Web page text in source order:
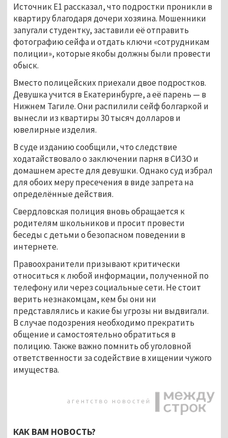
Источник E1 рассказал, что подростки проникли в
квартиру благодаря дочери хозяина. Мошенники
запугали студентку, заставили её отправить
фотографию сейфа и отдать ключи «сотрудникам
полиции», которые якобы должны были провести
обыск.
Вместо полицейских приехали двое подростков.
Девушка учится в Екатеринбурге, а её парень — в
Нижнем Тагиле. Они распилили сейф болгаркой и
вынесли из квартиры 30 тысяч долларов и
ювелирные изделия.
В суде изданию сообщили, что следствие
ходатайствовало о заключении парня в СИЗО и
домашнем аресте для девушки. Однако суд избрал
для обоих меру пресечения в виде запрета на
определённые действия.
Свердловская полиция вновь обращается к
родителям школьников и просит провести
беседы с детьми о безопасном поведении в
интернете.
Правоохранители призывают критически
относиться к любой информации, полученной по
телефону или через социальные сети. Не стоит
верить незнакомцам, кем бы они ни
представлялись и какие бы угрозы ни выдвигали.
В случае подозрения необходимо прекратить
общение и самостоятельно обратиться в
полицию. Также важно помнить об уголовной
ответственности за содействие в хищении чужого
имущества.
КАК ВАМ НОВОСТЬ?